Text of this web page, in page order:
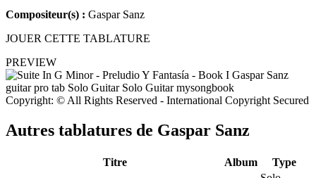
Compositeur(s) : Gaspar Sanz
JOUER CETTE TABLATURE
PREVIEW
Copyright: © All Rights Reserved - International Copyright Secured
Autres tablatures de Gaspar Sanz
Titre Album
Type